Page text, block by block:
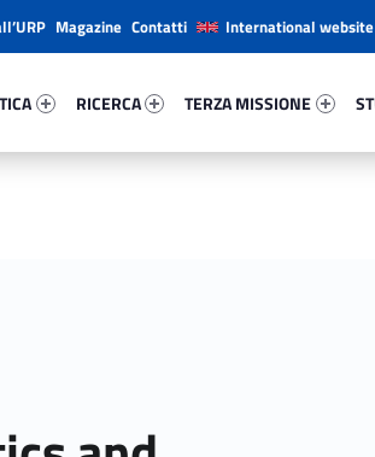
RICERCA
TERZA MISSIONE
Magazine Contatti International website